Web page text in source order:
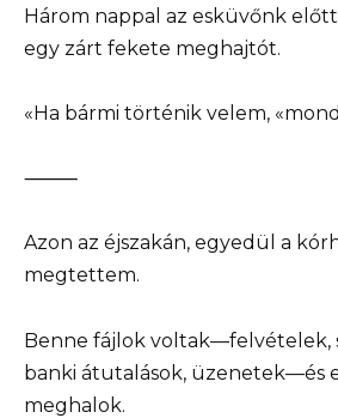
Három nappal az esküvőnk
egy zárt fekete meghajtót.
«Ha bármi történik velem,
⸻
Azon az éjszakán, egyedül a
megtettem.
Benne fájlok voltak—felvételek,
banki átutalások, üzenetek—és
meghalok.